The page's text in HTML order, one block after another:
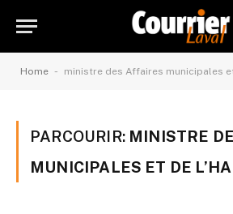
Home - ministre des Affaires municipales
PARCOURIR: MINISTRE
MUNICIPALES ET DE